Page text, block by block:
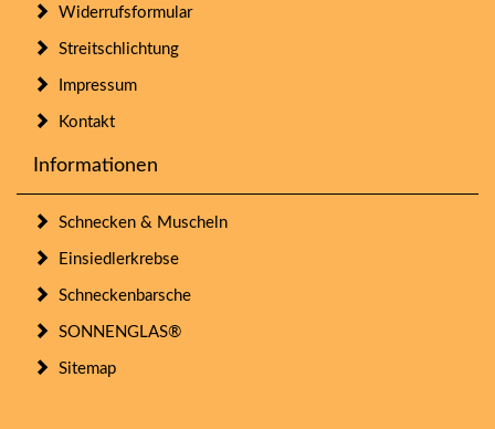
Widerrufsformular
Streitschlichtung
Impressum
Kontakt
Informationen
Schnecken & Muscheln
Einsiedlerkrebse
Schneckenbarsche
SONNENGLAS®
Sitemap